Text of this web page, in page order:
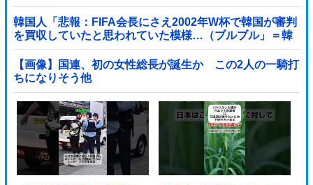
韓国人「悲報：FIFA会長にさえ2002年W杯で韓国が審判
を買収していたと思われていた模様…（ブルブル」＝韓
国の反応
【画像】国連、初の女性総長が誕生か この2人の一騎打
ちになりそう他